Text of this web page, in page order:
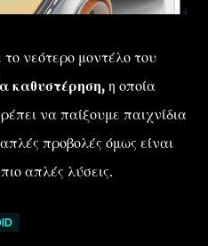
το νεότερο μοντέλο του
καθυστέρηση, η οποία
να παίξουμε παιχνίδια
προβολές όμως είναι
απλές λύσεις.